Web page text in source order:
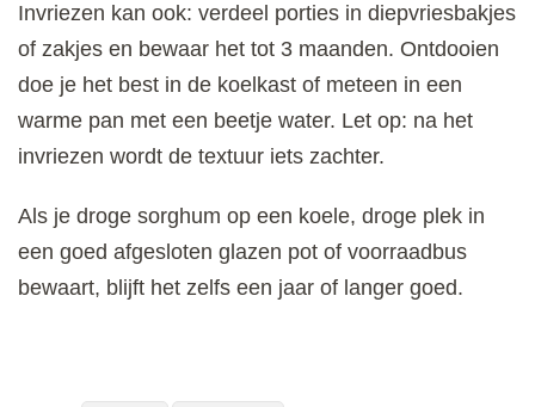
Invriezen kan ook: verdeel porties in diepvriesbakjes
of zakjes en bewaar het tot 3 maanden. Ontdooien
doe je het best in de koelkast of meteen in een
warme pan met een beetje water. Let op: na het
invriezen wordt de textuur iets zachter.
Als je droge sorghum op een koele, droge plek in
een goed afgesloten glazen pot of voorraadbus
bewaart, blijft het zelfs een jaar of langer goed.